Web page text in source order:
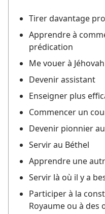
Tirer davantage
Apprendre à
prédication
Me vouer à
Devenir assistant
Enseigner plus
Commencer un
Devenir pionnier
Servir au Béthel
Apprendre une
Servir là où il y a
Participer à la
Royaume ou à des